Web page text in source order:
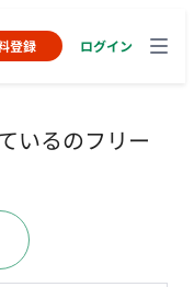
登録 ログイン
いるのフリー